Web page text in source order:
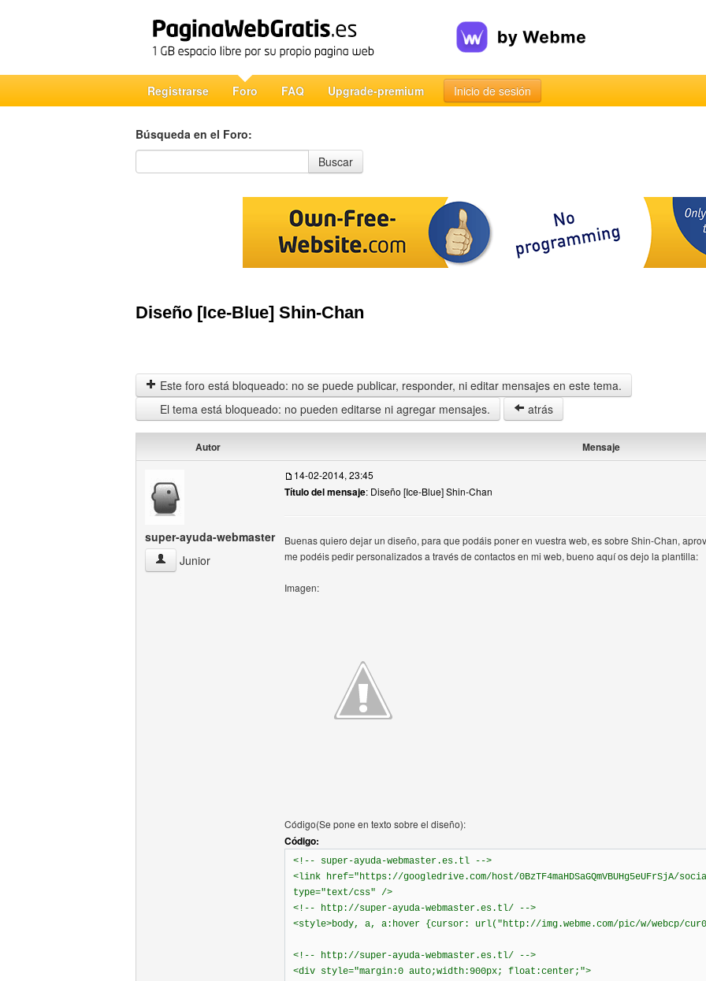
Registrarse Foro FAQ Upgrade-premium Inicio de sesión
Búsqueda en el Foro:
Búsqueda en el Foro
Buscar
Diseño [Ice-Blue] Shin-Chan
Este foro está bloqueado: no se puede publicar, responder, ni editar mensajes en este tema.
El tema está bloqueado: no pueden editarse ni agregar mensajes.
atrás
Autor Mensaje
super-ayuda-webmaster
super-ayuda-webmaster Ver perfil del usuario
Junior
14-02-2014, 23:45
Título del mensaje: Diseño [Ice-Blue] Shin-Chan
Buenas quiero dejar un diseño, para que podáis poner en vuestra web, es sobre Shin-Chan,
me podéis pedir personalizados a través de contactos en mi web, bueno aquí os dejo la plantilla:
Imagen:
Código(Se pone en texto sobre el diseño):
Código:
<!-- super-ayuda-webmaster.es.tl -->
<link href="https://googledrive.com/host/0BzTF4maHDSaGQmVBUHg5eUFrSjA/
type="text/css" />
<!-- http://super-ayuda-webmaster.es.tl/ -->
<style>body, a, a:hover {cursor: url("http://img.webme.com/pic/w/webcp/
<!-- http://super-ayuda-webmaster.es.tl/ -->
<div style="margin:0 auto;width:900px; float:center;">